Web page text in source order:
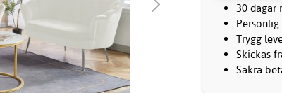
30 dagar
Trygg
Skickas
Säkra